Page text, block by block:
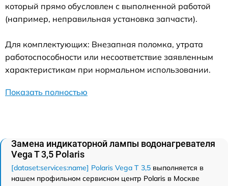
который прямо обусловлен с выполненной работой
(например, неправильная установка запчасти).
Для комплектующих: Внезапная поломка, утрата
работоспособности или несоответствие заявленным
характеристикам при нормальном использовании.
Показать полностью
Замена индикаторной лампы водонагревателя
Vega T 3,5 Polaris
[dataset:services:name] Polaris Vega T 3,5 выполняется в
нашем профильном сервисном центр Polaris в Москве